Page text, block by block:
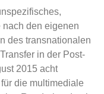
den eigenen
des transnationalen
in der Post-
2015 acht
die multimediale